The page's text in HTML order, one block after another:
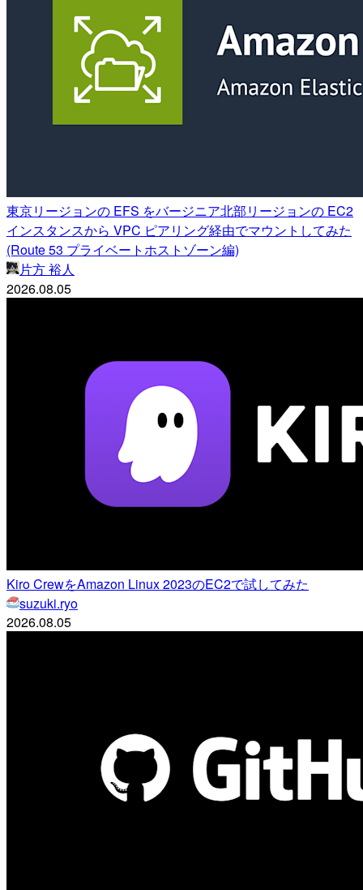
東京リージョンの EFS をバージニア北部リージョンの EC2
インスタンスから VPC ピアリング経由でマウントしてみた
(Route 53 プライベートホストゾーン編)
片方 裕人
2026.08.05
Kiro CrewをAmazon Linux 2023のEC2で試してみた
suzuki.ryo
2026.08.05